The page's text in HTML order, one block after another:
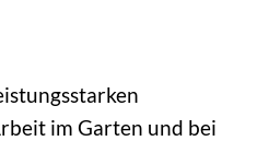
im Garten und bei